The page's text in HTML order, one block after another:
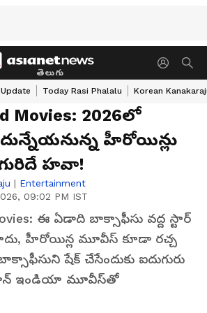
తెలుగు
Today Rasi Phalalu Korean
Movies: 2026లో
హీరోయిన్లు
హవా!
| Entertainment
09:02 PM IST
ఈ ఏడాది బాక్సాఫీసు వద్ద స్టార్‌
హీరోయిన్ల మూవీస్‌ కూడా రచ్చ
షేక్‌ చేసేందుకు ఐదుగురు
ఇండియా మూవీస్‌తో